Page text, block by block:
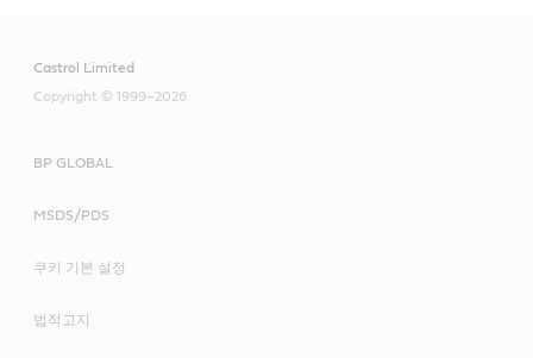
such as drawing, stamping and hydroforming, as well as
rolling applications
Castrol Limited
Copyright © 1999–2026
BP GLOBAL
MSDS/PDS
쿠키 기본 설정
법적고지